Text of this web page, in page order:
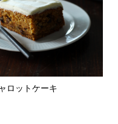
ロットケーキ